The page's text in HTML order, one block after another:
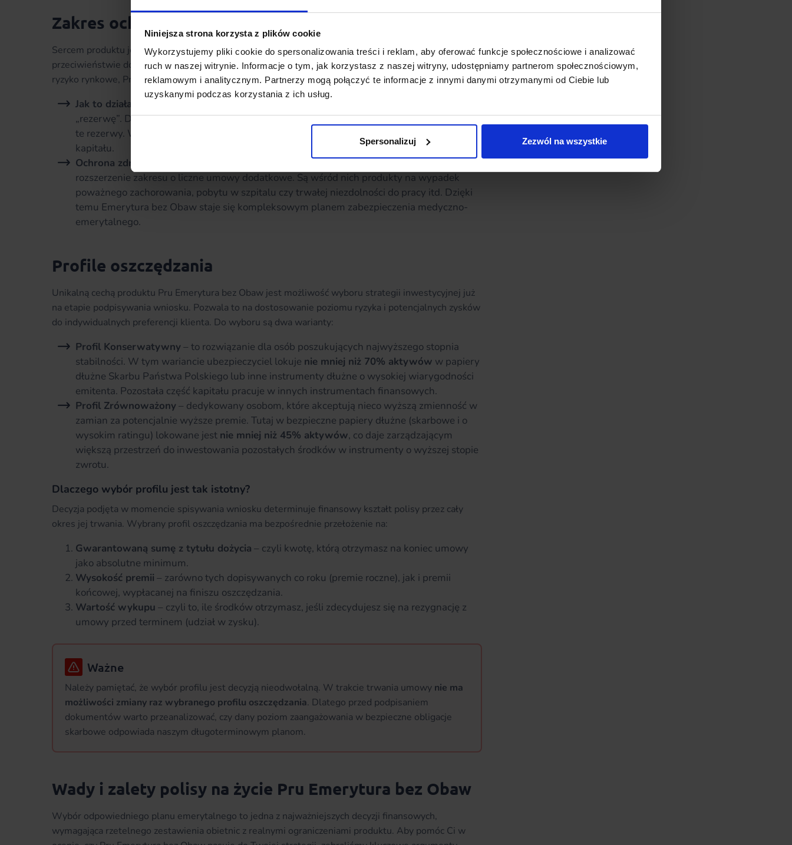
Niniejsza strona korzysta z plików cookie
Wykorzystujemy pliki cookie do spersonalizowania treści i reklam, aby oferować funkcje społecznościowe i analizować
ruch w naszej witrynie. Informacje o tym, jak korzystasz z naszej witryny, udostępniamy partnerom społecznościowym,
reklamowym i analitycznym. Partnerzy mogą połączyć te informacje z innymi danymi otrzymanymi od Ciebie lub
uzyskanymi podczas korzystania z ich usług.
Spersonalizuj Zezwól na wszystkie
Zakres ochrony i mechanizm Pru Inwestycja
Sercem produktu jest unikalny na polskim rynku funduszWith-Profits (Udział w Zysku). W
przeciwieństwie do typowych produktów inwestycyjnych (Unit-Linked), gdzie klient ponosi pełne
ryzyko rynkowe, Pru stosuje tzw.mechanizm wygładzania (smoothing).
Jak to działa?
„rezerwę”. Dzięki temu, gdy na giełdach panują spadki, ubezpieczyciel może wykorzystać
te rezerwy. W ten sposób dopisuje premie do polis klientów i utrzymuje stabilny wzrost
kapitału.
Ochrona zdrowia:
Choć bazowa polisa skupia się na emeryturze i życiu, Pru pozwala na
rozszerzenie zakresu o liczne umowy dodatkowe. Są wśród nich produkty na wypadek
poważnego zachorowania, pobytu w szpitalu czy trwałej niezdolności do pracy itd. Dzięki
temu Emerytura bez Obaw staje się kompleksowym planem zabezpieczenia medyczno-
emerytalnego.
Profile oszczędzania
Unikalną cechą produktu Pru Emerytura bez Obaw jest możliwość wyboru strategii inwestycyjnej już
na etapie podpisywania wniosku. Pozwala to na dostosowanie poziomu ryzyka i potencjalnych zysków
do indywidualnych preferencji klienta. Do wyboru są dwa warianty:
Profil Konserwatywny – to rozwiązanie dla osób poszukujących najwyższego stopnia
stabilności. W tym wariancie ubezpieczyciel lokuje nie mniej niż 70% aktywów w papiery
dłużne Skarbu Państwa Polskiego lub inne instrumenty dłużne o wysokiej wiarygodności
emitenta. Pozostała część kapitału pracuje w innych instrumentach finansowych.
Profil Zrównoważony – dedykowany osobom, które akceptują nieco wyższą zmienność w
zamian za potencjalnie wyższe premie. Tutaj w bezpieczne papiery dłużne (skarbowe i o
wysokim ratingu) lokowane jest nie mniej niż 45% aktywów, co daje zarządzającym
większą przestrzeń do inwestowania pozostałych środków w instrumenty o wyższej stopie
zwrotu.
Dlaczego wybór profilu jest tak istotny?
Decyzja podjęta w momencie spisywania wniosku determinuje finansowy kształt polisy przez cały
okres jej trwania. Wybrany profil oszczędzania ma bezpośrednie przełożenie na:
Gwarantowaną sumę z tytułu dożycia – czyli kwotę, którą otrzymasz na koniec umowy
jako absolutne minimum.
Wysokość premii – zarówno tych dopisywanych co roku (premie roczne), jak i premii
końcowej, wypłacanej na finiszu oszczędzania.
Wartość wykupu – czyli to, ile środków otrzymasz, jeśli zdecydujesz się na rezygnację z
umowy przed terminem (udział w zysku).
Ważne
Należy pamiętać, że wybór profilu jest decyzją nieodwołalną. W trakcie trwania umowy nie ma
możliwości zmiany raz wybranego profilu oszczędzania. Dlatego przed podpisaniem
dokumentów warto przeanalizować, czy dany poziom zaangażowania w bezpieczne obligacje
skarbowe odpowiada naszym długoterminowym planom.
Wady i zalety polisy na życie Pru Emerytura bez Obaw
Wybór odpowiedniego planu emerytalnego to jedna z najważniejszych decyzji finansowych,
wymagająca rzetelnego zestawienia obietnic z realnymi ograniczeniami produktu. Aby pomóc Ci w